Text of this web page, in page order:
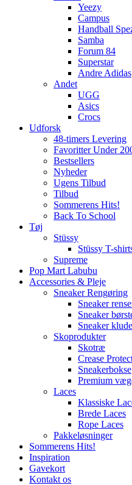
Yeezy
Campus
Handball
Samba
Forum 84
Superstar
Andre Adidas
Andet
UGG
Asics
Crocs
Udforsk
48-timers Levering
Favoritter Under
Bestsellers
Nyheder
Ugens Tilbud
Tilbud
Sommerens Hits!
Back To School
Tøj
Stüssy
Stüssy T-
Supreme
Pop Mart Labubu
Accessories & Pleje
Sneaker Rengøring
Sneaker
Sneaker
Sneaker klude
Skoprodukter
Skotræ
Crease
Sneakerbokse
Premium
Laces
Klassiske
Brede Laces
Rope Laces
Pakkeløsninger
Sommerens Hits!
Inspiration
Gavekort
Kontakt os